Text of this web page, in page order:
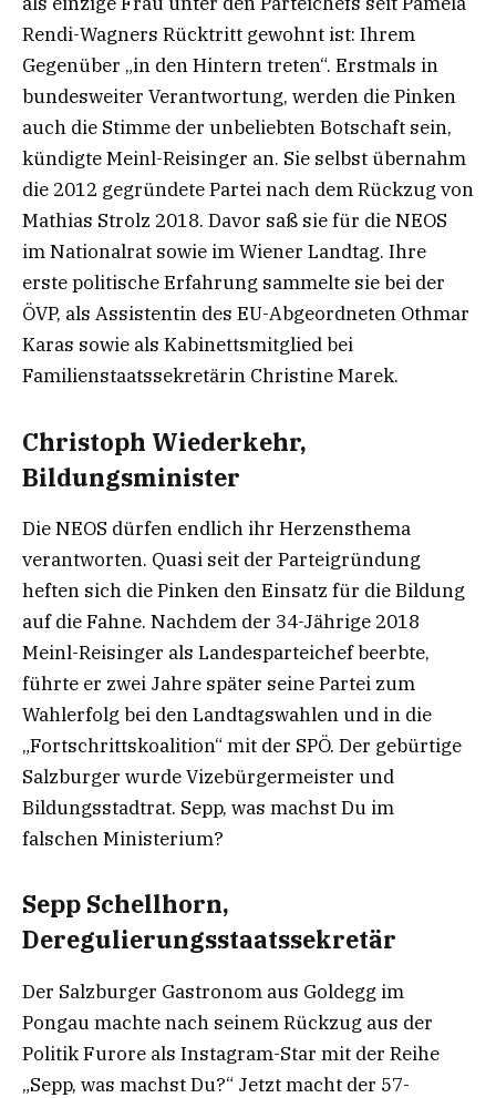
Rendi-Wagners Rücktritt gewohnt ist: Ihrem
Gegenüber „in den Hintern treten“. Erstmals in
bundesweiter Verantwortung, werden die Pinken
auch die Stimme der unbeliebten Botschaft sein,
kündigte Meinl-Reisinger an. Sie selbst übernahm
die 2012 gegründete Partei nach dem Rückzug von
Mathias Strolz 2018. Davor saß sie für die NEOS
im Nationalrat sowie im Wiener Landtag. Ihre
erste politische Erfahrung sammelte sie bei der
ÖVP, als Assistentin des EU-Abgeordneten Othmar
Karas sowie als Kabinettsmitglied bei
Familienstaatssekretärin Christine Marek.
Christoph Wiederkehr,
Bildungsminister
Die NEOS dürfen endlich ihr Herzensthema
verantworten. Quasi seit der Parteigründung
heften sich die Pinken den Einsatz für die Bildung
auf die Fahne. Nachdem der 34-Jährige 2018
Meinl-Reisinger als Landesparteichef beerbte,
führte er zwei Jahre später seine Partei zum
Wahlerfolg bei den Landtagswahlen und in die
„Fortschrittskoalition“ mit der SPÖ. Der gebürtige
Salzburger wurde Vizebürgermeister und
Bildungsstadtrat. Sepp, was machst Du im
falschen Ministerium?
Sepp Schellhorn,
Deregulierungsstaatssekretär
Der Salzburger Gastronom aus Goldegg im
Pongau machte nach seinem Rückzug aus der
Politik Furore als Instagram-Star mit der Reihe
„Sepp, was machst Du?“ Jetzt macht der 57-